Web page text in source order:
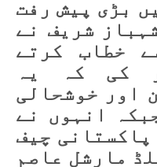
بڑی پیش رفت
شریف نے
خطاب کرتے
کی کہ یہ
اور خوشحالی
انہوں نے
چیف
مارشل عاصم